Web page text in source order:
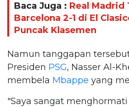
Baca Juga : Real Madrid
Barcelona 2-1 di El
Puncak Klasemen
Namun tanggapan
Presiden PSG, Nasser Al-
membela Mbappe yang
"Saya sangat menghormati